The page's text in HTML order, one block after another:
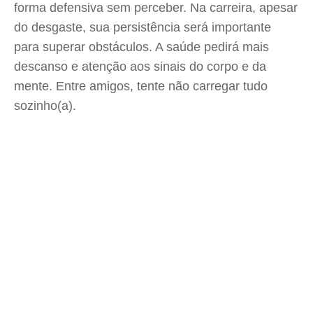
forma defensiva sem perceber. Na carreira, apesar
do desgaste, sua persistência será importante
para superar obstáculos. A saúde pedirá mais
descanso e atenção aos sinais do corpo e da
mente. Entre amigos, tente não carregar tudo
sozinho(a).